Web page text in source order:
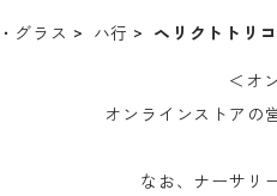
グラス ハ行 ヘリクトトリ
＜オ
オンラインストアの
なお、ナーサリ